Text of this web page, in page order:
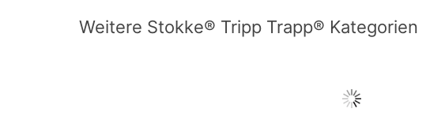
Weitere Stokke® Tripp Trapp® Kategorien